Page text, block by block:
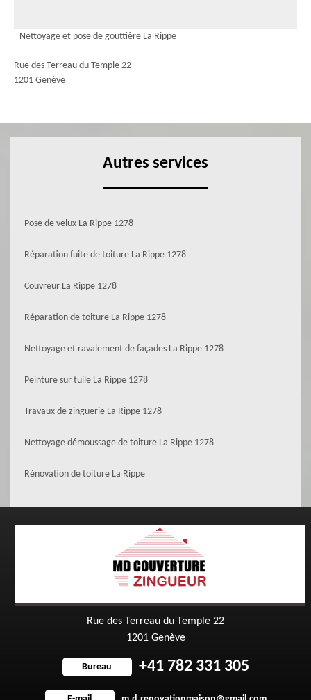
Nettoyage et pose de gouttière La Rippe
Rue des Terreau du Temple 22
1201 Genève
Autres services
Pose de velux La Rippe 1278
Réparation fuite de toiture La Rippe 1278
Couvreur La Rippe 1278
Réparation de toiture La Rippe 1278
Nettoyage et ravalement de façades La Rippe 1278
Peinture sur tuile La Rippe 1278
Travaux de zinguerie La Rippe 1278
Nettoyage démoussage de toiture La Rippe 1278
Rénovation de toiture La Rippe
Rue des Terreau du Temple 22
1201 Genève
Bureau +41 782 331 305